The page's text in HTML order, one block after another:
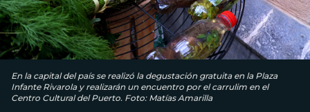
En la capital del país se realizó la degustación gratuita en la Plaza
Infante Rivarola y realizarán un encuentro por el carrulim en el
Centro Cultural del Puerto. Foto: Matías Amarilla